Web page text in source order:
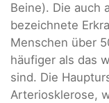
Beine). Die auch
bezeichnete
Menschen über
häufiger als das
sind. Die
Arteriosklerose,